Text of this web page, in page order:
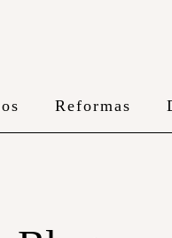
Reformas